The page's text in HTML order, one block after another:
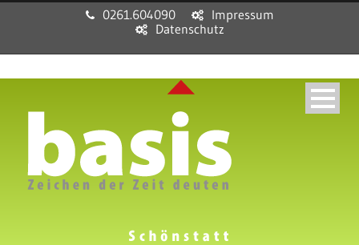
0261.604090
Impressum
Datenschutz